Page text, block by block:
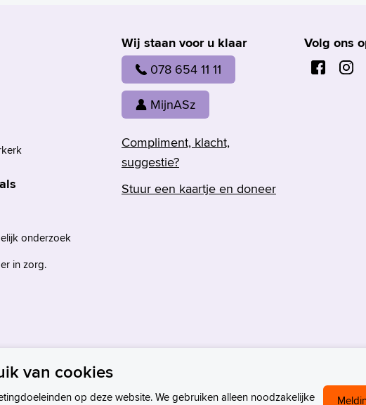
Wij staan voor u klaar
078 654 11 11
MijnASz
Compliment, klacht,
suggestie?
Stuur een kaartje en doneer
Volg ons
onderzoek
in zorg.
van cookies
op deze website. We gebruiken alleen noodzakelijke